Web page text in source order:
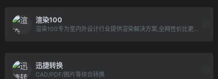
渲染100
渲染100专为室内外设计行业提供渲染解决方案,全网性价比更高的云渲染平台,全天24小时一键提交,效果图云渲染平台哪家好_就来渲染100.
迅捷转换
CAD/PDF/图片等综合转换